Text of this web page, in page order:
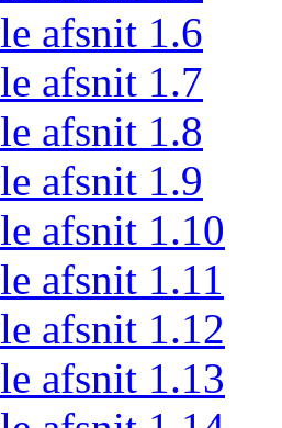
afsnit 1.6
afsnit 1.7
afsnit 1.8
afsnit 1.9
afsnit 1.10
afsnit 1.11
afsnit 1.12
afsnit 1.13